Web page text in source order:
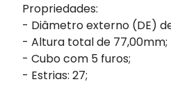
Propriedades:
- Diâmetro externo (DE)
- Altura total de 77,00mm;
- Cubo com 5 furos;
- Estrias: 27;